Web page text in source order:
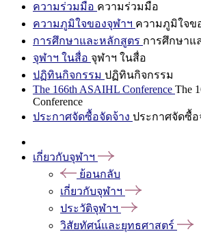
ความร่วมมือ ความร่วมมือ
ความภูมิใจของจุฬาฯ ความภูมิใจข
การศึกษาและหลักสูตร การศึกษาแ
จุฬาฯ ในสื่อ จุฬาฯ ในสื่อ
ปฏิทินกิจกรรม ปฏิทินกิจกรรม
The 166th ASAIHL Conference The
Conference
ประกาศจัดซื้อจัดจ้าง ประกาศจัดซื้อ
เกี่ยวกับจุฬาฯ
ย้อนกลับ
เกี่ยวกับจุฬาฯ
ประวัติจุฬาฯ
วิสัยทัศน์และยุทธศาสตร์